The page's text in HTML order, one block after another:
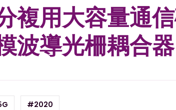
複用大容量通
波導光柵耦合器
#2020